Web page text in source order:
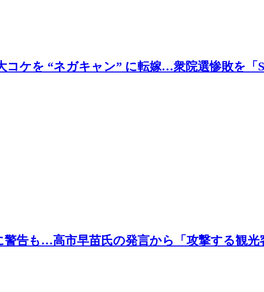
ケを “ネガキャン” に転嫁…衆院選惨敗を「
警告も…高市早苗氏の発言から「攻撃する観光